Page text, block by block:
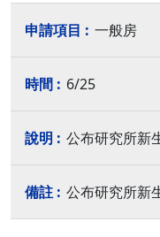
一般房
6/25
公布研究所新
公布研究所新